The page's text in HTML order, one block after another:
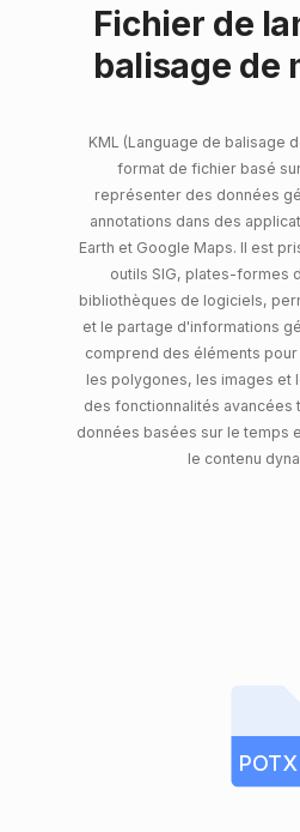
Fichier de
balisage de
KML (Language de balisage
format de fichier basé
représenter des données
annotations dans des
Earth et Google Maps. Il est
outils SIG, plates-formes
bibliothèques de logiciels,
et le partage d'informations
comprend des éléments
les polygones, les images et
des fonctionnalités avancées
données basées sur le temps
le contenu
POTX